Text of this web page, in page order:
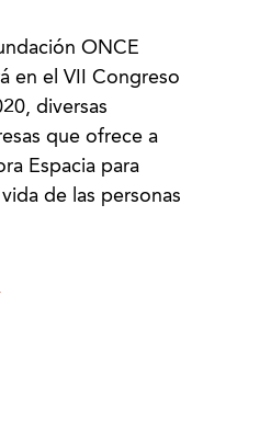
ONCE
en el VII Congreso
diversas
que ofrece a
Espacia para
de las personas